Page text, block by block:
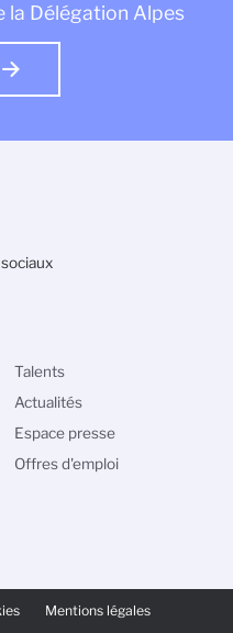
la Délégation Alpes
Mentions légales
Talents
Actualités
Espace presse
Offres d'emploi